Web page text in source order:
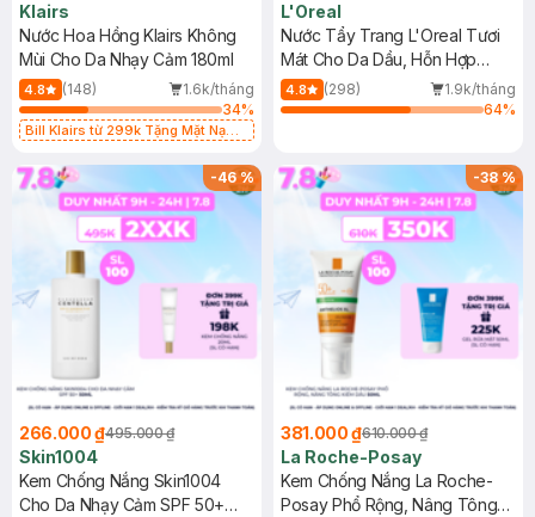
Klairs
Nước Hoa Hồng Klairs Không
Mùi Cho Da Nhạy Cảm 180ml
4.8 (148)
1.6k/tháng
34%
Bill Klairs từ 299k Tặng Mặt Nạ
25ml (SL Có Hạn)
L'Oreal
Nước Tẩy Trang L'Oreal Tươi
Mát Cho Da Dầu, Hỗn Hợp
400ml
4.8 (298)
1.9k/tháng
64%
-46%
266.000 ₫495.000 ₫
Skin1004
Kem Chống Nắng Skin1004
Cho Da Nhạy Cảm SPF 50+
-38%
381.000 ₫610.000 ₫
La Roche-Posay
Kem Chống Nắng La Roche-
Posay Phổ Rộng, Nâng Tông